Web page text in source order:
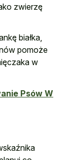
zwierzę
białka,
pomoże
w
Psów W